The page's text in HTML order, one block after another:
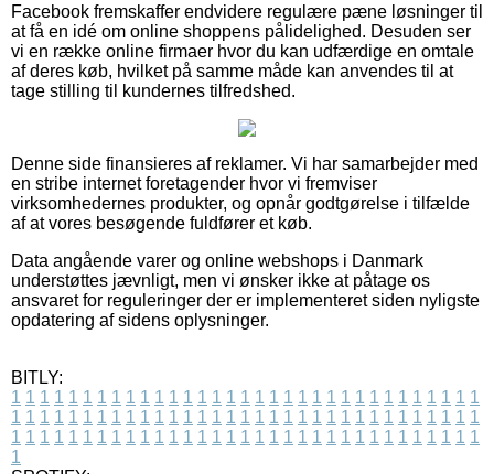
Facebook fremskaffer endvidere regulære pæne løsninger til
at få en idé om online shoppens pålidelighed. Desuden ser
vi en række online firmaer hvor du kan udfærdige en omtale
af deres køb, hvilket på samme måde kan anvendes til at
tage stilling til kundernes tilfredshed.
Denne side finansieres af reklamer. Vi har samarbejder med
en stribe internet foretagender hvor vi fremviser
virksomhedernes produkter, og opnår godtgørelse i tilfælde
af at vores besøgende fuldfører et køb.
Data angående varer og online webshops i Danmark
understøttes jævnligt, men vi ønsker ikke at påtage os
ansvaret for reguleringer der er implementeret siden nyligste
opdatering af sidens oplysninger.
BITLY:
1 1 1 1 1 1 1 1 1 1 1 1 1 1 1 1 1 1 1 1 1 1 1 1 1 1 1 1 1 1 1 1 1
1 1 1 1 1 1 1 1 1 1 1 1 1 1 1 1 1 1 1 1 1 1 1 1 1 1 1 1 1 1 1 1 1
1 1 1 1 1 1 1 1 1 1 1 1 1 1 1 1 1 1 1 1 1 1 1 1 1 1 1 1 1 1 1 1 1
1